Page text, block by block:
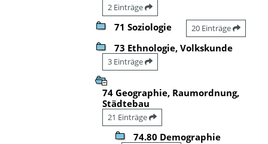
2 Einträge
71 Soziologie 20 Einträge
73 Ethnologie, Volkskunde
3 Einträge
74 Geographie, Raumordnung,
Städtebau
21 Einträge
74.80 Demographie